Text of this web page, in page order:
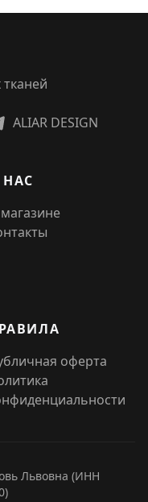
ALIAR DESIGN
оферта
Львовна (ИНН